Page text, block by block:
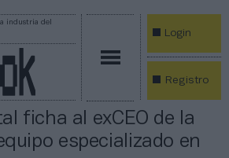
industria del
Login
Registro
ficha al exCEO de la
especializado en